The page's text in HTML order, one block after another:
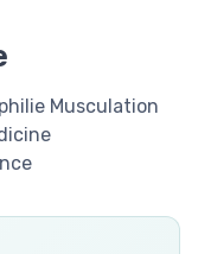
Musculation